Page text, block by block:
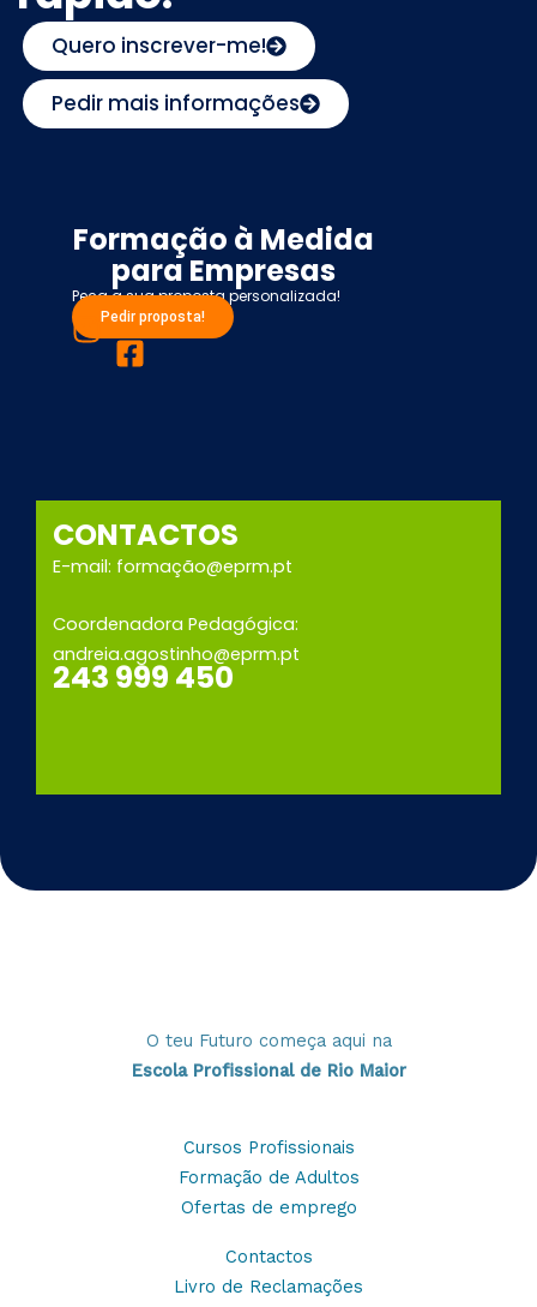
Quero inscrever-me!
Pedir mais informações
Formação à Medida
para Empresas
Peça a sua proposta personalizada!
Pedir proposta!
CONTACTOS
E-mail: formação@eprm.pt
Coordenadora Pedagógica:
andreia.agostinho@eprm.pt
243 999 450
O teu Futuro começa aqui na
Escola Profissional de Rio Maior
Cursos Profissionais
Formação de Adultos
Ofertas de emprego
Contactos
Livro de Reclamações